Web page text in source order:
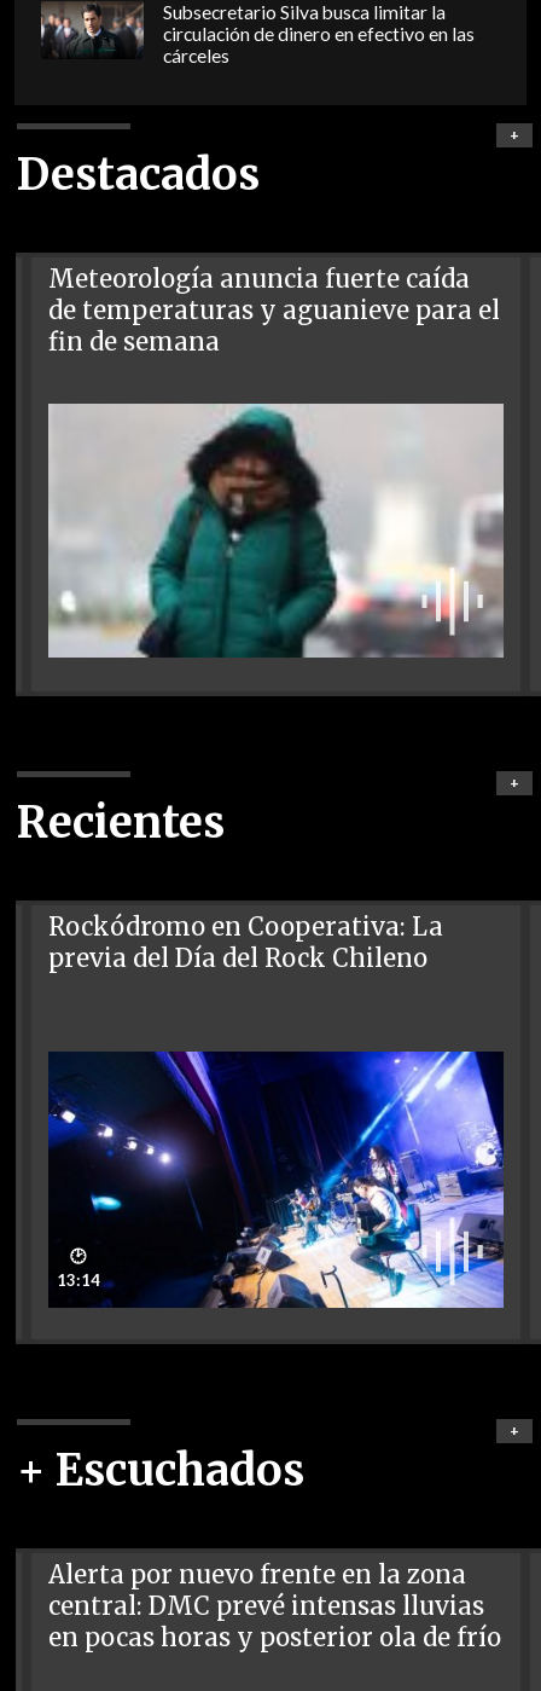
Subsecretario Silva busca limitar la
circulación de dinero en efectivo en las
cárceles
Destacados
+
Meteorología anuncia fuerte caída
de temperaturas y aguanieve para el
fin de semana
Recientes
+
Rockódromo en Cooperativa: La
previa del Día del Rock Chileno
🕑
13:14
+ Escuchados
+
Alerta por nuevo frente en la zona
central: DMC prevé intensas lluvias
en pocas horas y posterior ola de frío